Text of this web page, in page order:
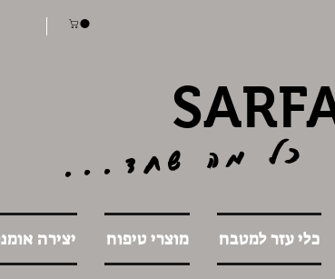
כל מה שחד...
כלי עזר למטבח מוצרי טיפוח יצירה